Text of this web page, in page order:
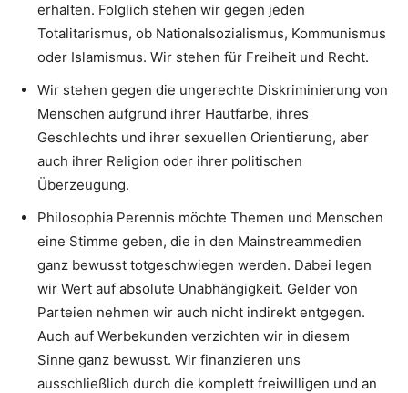
erhalten. Folglich stehen wir gegen jeden
Totalitarismus, ob Nationalsozialismus, Kommunismus
oder Islamismus. Wir stehen für Freiheit und Recht.
Wir stehen gegen die ungerechte Diskriminierung von
Menschen aufgrund ihrer Hautfarbe, ihres
Geschlechts und ihrer sexuellen Orientierung, aber
auch ihrer Religion oder ihrer politischen
Überzeugung.
Philosophia Perennis möchte Themen und Menschen
eine Stimme geben, die in den Mainstreammedien
ganz bewusst totgeschwiegen werden. Dabei legen
wir Wert auf absolute Unabhängigkeit. Gelder von
Parteien nehmen wir auch nicht indirekt entgegen.
Auch auf Werbekunden verzichten wir in diesem
Sinne ganz bewusst. Wir finanzieren uns
ausschließlich durch die komplett freiwilligen und an